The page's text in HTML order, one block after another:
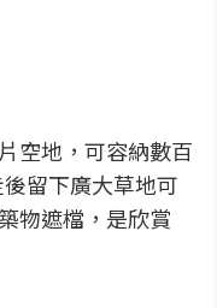
空地，可容納數百
留下廣大草地可
物遮檔，是欣賞